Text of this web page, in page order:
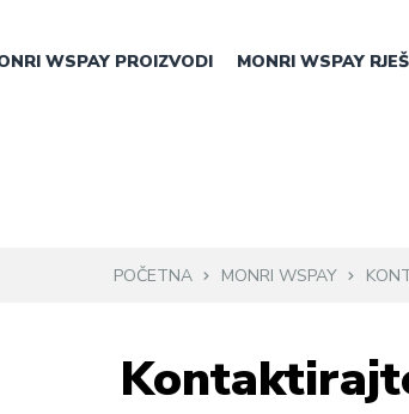
WSPAY PROIZVODI MONRI WSPAY
POČETNA MONRI WSPAY